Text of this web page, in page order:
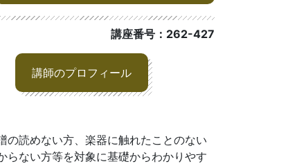
講座番号：262-427
講師のプロフィール
の読めない方、楽器に触れたことのない
らない方等を対象に基礎からわかりやす